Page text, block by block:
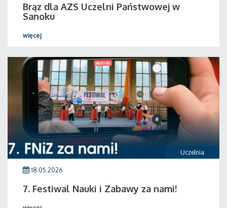
Brąz dla AZS Uczelni Państwowej w
Sanoku
więcej
Uczelnia
18.05.2026
7. Festiwal Nauki i Zabawy za nami!